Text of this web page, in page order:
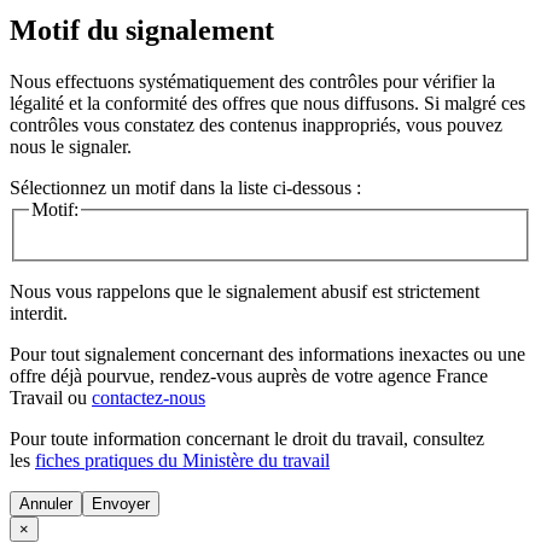
Motif du signalement
Nous effectuons systématiquement des contrôles pour vérifier la
légalité et la conformité des offres que nous diffusons. Si malgré ces
contrôles vous constatez des contenus inappropriés, vous pouvez
nous le signaler.
Sélectionnez un motif dans la liste ci-dessous :
Motif:
Nous vous rappelons que le signalement abusif est strictement
interdit.
Pour tout signalement concernant des informations inexactes ou une
offre déjà pourvue, rendez-vous auprès de votre agence France
Travail ou contactez-nous
Pour toute information concernant le droit du travail, consultez
les fiches pratiques du Ministère du travail
Annuler
×